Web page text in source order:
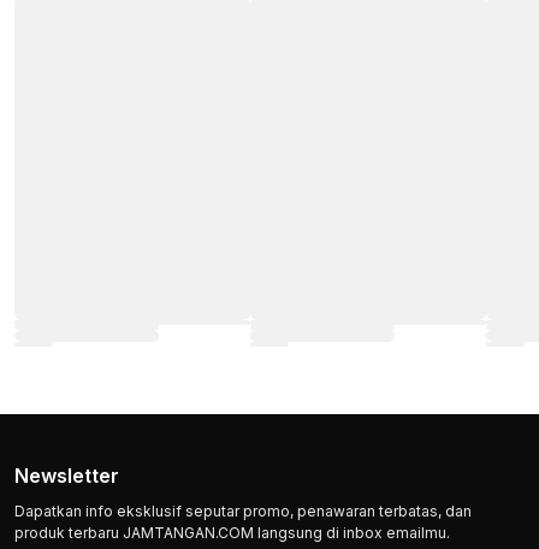
Newsletter
Dapatkan info eksklusif seputar promo, penawaran terbatas, dan
produk terbaru JAMTANGAN.COM langsung di inbox emailmu.